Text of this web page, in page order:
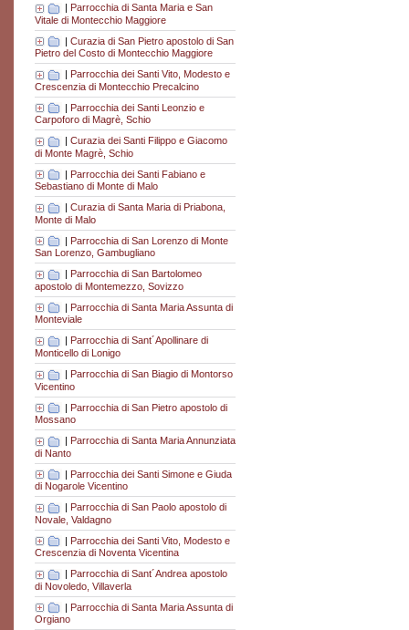
| Parrocchia di Santa Maria e San
Vitale di Montecchio Maggiore
| Curazia di San Pietro apostolo di San
Pietro del Costo di Montecchio Maggiore
| Parrocchia dei Santi Vito, Modesto e
Crescenzia di Montecchio Precalcino
| Parrocchia dei Santi Leonzio e
Carpoforo di Magrè, Schio
| Curazia dei Santi Filippo e Giacomo
di Monte Magrè, Schio
| Parrocchia dei Santi Fabiano e
Sebastiano di Monte di Malo
Curazia di Santa Maria di Priabona,
Monte di Malo
| Parrocchia di San Lorenzo di Monte
San Lorenzo, Gambugliano
Parrocchia di San Bartolomeo
apostolo di Montemezzo, Sovizzo
| Parrocchia di Santa Maria Assunta di
Monteviale
Parrocchia di Sant´Apollinare di
Monticello di Lonigo
| Parrocchia di San Biagio di Montorso
Vicentino
| Parrocchia di San Pietro apostolo di
Mossano
| Parrocchia di Santa Maria Annunziata
di Nanto
| Parrocchia dei Santi Simone e Giuda
di Nogarole Vicentino
| Parrocchia di San Paolo apostolo di
Novale, Valdagno
| Parrocchia dei Santi Vito, Modesto e
Crescenzia di Noventa Vicentina
Parrocchia di Sant´Andrea apostolo
di Novoledo, Villaverla
| Parrocchia di Santa Maria Assunta di
Orgiano